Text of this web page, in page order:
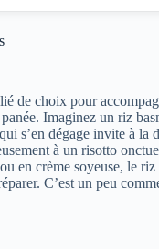
de choix pour
Imaginez un riz
s’en dégage invite à
à un risotto
en crème soyeuse, le
C’est un peu